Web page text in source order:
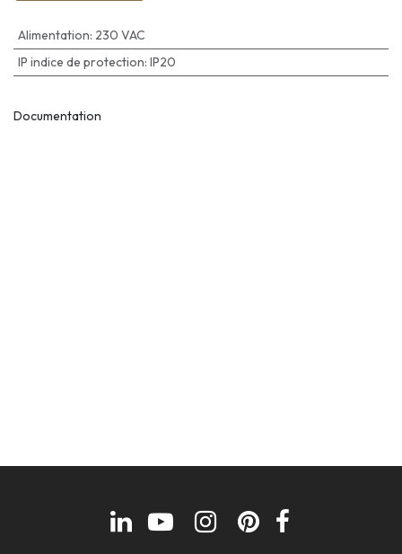
Alimentation: 230 VAC
IP indice de protection: IP20
Documentation